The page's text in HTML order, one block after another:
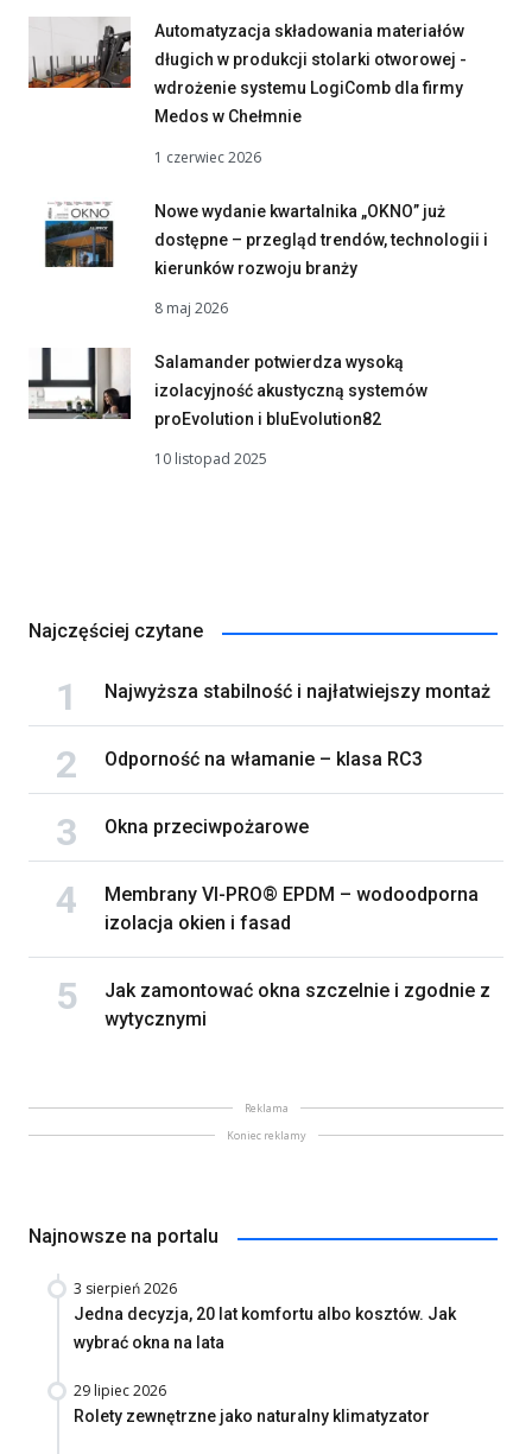
Automatyzacja składowania materiałów
długich w produkcji stolarki otworowej -
wdrożenie systemu LogiComb dla firmy
Medos w Chełmnie
1 czerwiec 2026
Nowe wydanie kwartalnika „OKNO” już
dostępne – przegląd trendów, technologii i
kierunków rozwoju branży
8 maj 2026
Salamander potwierdza wysoką
izolacyjność akustyczną systemów
proEvolution i bluEvolution82
10 listopad 2025
Najczęściej czytane
Najwyższa stabilność i najłatwiejszy montaż
Odporność na włamanie – klasa RC3
Okna przeciwpożarowe
Membrany VI-PRO® EPDM – wodoodporna
izolacja okien i fasad
Jak zamontować okna szczelnie i zgodnie z
wytycznymi
Reklama
Koniec reklamy
Najnowsze na portalu
3 sierpień 2026
Jedna decyzja, 20 lat komfortu albo kosztów. Jak
wybrać okna na lata
29 lipiec 2026
Rolety zewnętrzne jako naturalny klimatyzator